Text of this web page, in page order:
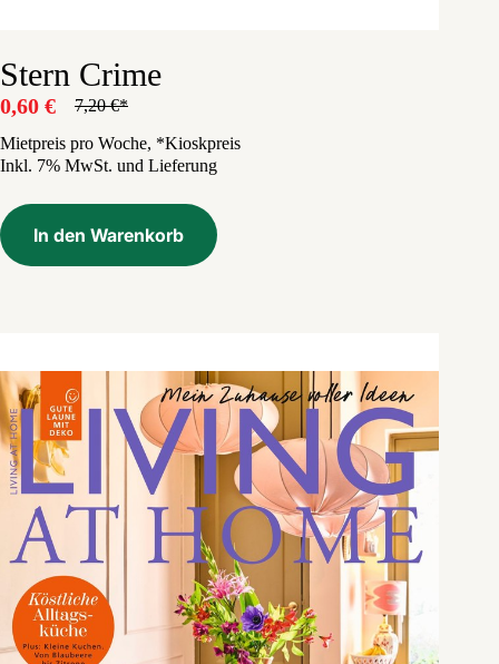
Stern Crime
7,20€
Ursprünglicher
Preis
war:
0,60 €
Aktueller
Preis
ist:
Mietpreis pro Woche, *Kioskpreis
Inkl. 7% MwSt. und Lieferung
In den Warenkorb